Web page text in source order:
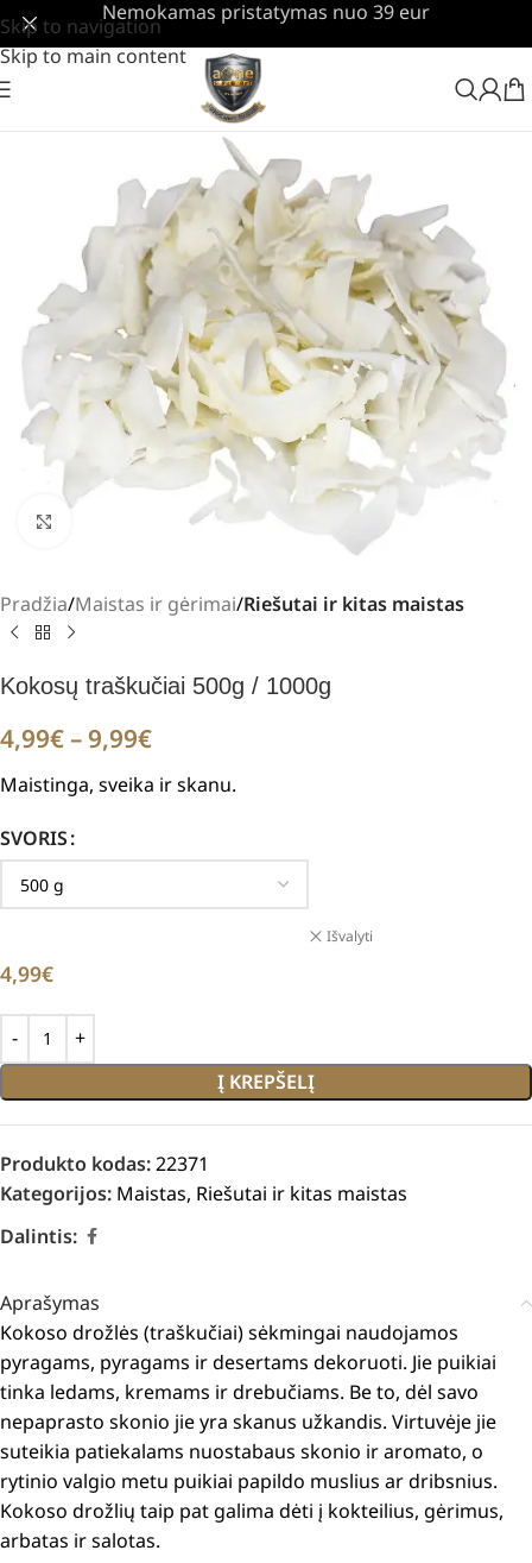
Skip to navigation
Skip to main content
Nemokamas pristatymas nuo 39 eur
Pradžia Maistas ir gėrimai Riešutai ir kitas maistas
Kokosų traškučiai 500g / 1000g
4,99€–9,99€
Maistinga, sveika ir skanu.
SVORIS
Išvalyti
4,99€
Į KREPŠELĮ
Produkto kodas:22371
Kategorijos: Maistas, Riešutai ir kitas maistas
Dalintis:
Aprašymas
Kokoso drožlės (traškučiai) sėkmingai naudojamos
pyragams, pyragams ir desertams dekoruoti. Jie puikiai
tinka ledams, kremams ir drebučiams. Be to, dėl savo
nepaprasto skonio jie yra skanus užkandis. Virtuvėje jie
suteikia patiekalams nuostabaus skonio ir aromato, o
rytinio valgio metu puikiai papildo muslius ar dribsnius.
Kokoso drožlių taip pat galima dėti į kokteilius, gėrimus,
arbatas ir salotas.